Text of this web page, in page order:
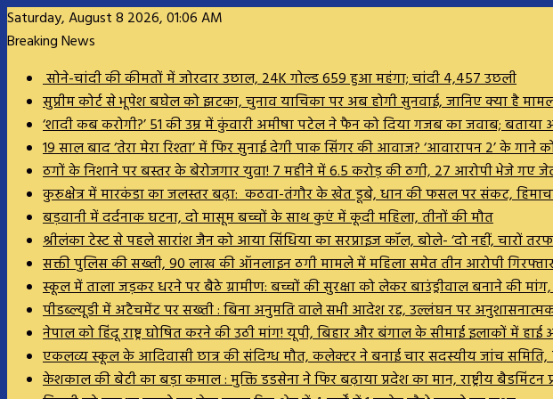
Saturday, August 8 2026, 01:06 AM
Breaking News
सोने-चांदी की कीमतों में जोरदार उछाल, 24K गोल्ड ₹659 हुआ महंगा; चांदी ₹4,457 उछली
सुप्रीम कोर्ट से भूपेश बघेल को झटका, चुनाव याचिका पर अब होगी सुनवाई, जानिए क्या है
‘शादी कब करोगी?’ 51 की उम्र में कुंवारी अमीषा पटेल ने फैन को दिया गजब का जवाब;
19 साल बाद ‘तेरा मेरा रिश्ता’ में फिर सुनाई देगी पाक सिंगर की आवाज? ‘आवारापन 2’ के
ठगों के निशाने पर बस्तर के बेरोजगार युवा! 7 महीने में 6.5 करोड़ की ठगी, 27 आरोपी भेजे गए
कुरुक्षेत्र में मारकंडा का जलस्तर बढ़ा: कठवा-तंगौर के खेत डूबे, धान की फसल पर संकट,
बड़वानी में दर्दनाक घटना, दो मासूम बच्चों के साथ कुएं में कूदी महिला, तीनों की मौत
श्रीलंका टेस्ट से पहले सारांश जैन को आया सिंधिया का सरप्राइज कॉल, बोले- ‘दो नहीं, चारों
सक्ती पुलिस की सख्ती, 90 लाख की ऑनलाइन ठगी मामले में महिला समेत तीन आरोपी
स्कूल में ताला जड़कर धरने पर बैठे ग्रामीण: बच्चों की सुरक्षा को लेकर बाउंड्रीवाल बनाने की
पीडब्ल्यूडी में अटैचमेंट पर सख्ती : बिना अनुमति वाले सभी आदेश रद्द, उल्लंघन पर अनुशासनात्मक
नेपाल को हिंदू राष्ट्र घोषित करने की उठी मांग! यूपी, बिहार और बंगाल के सीमाई इलाकों में हाई
एकलव्य स्कूल के आदिवासी छात्र की संदिग्ध मौत, कलेक्टर ने बनाई चार सदस्यीय जांच समिति, 7
केशकाल की बेटी का बड़ा कमाल : मुक्ति डडसेना ने फिर बढ़ाया प्रदेश का मान, राष्ट्रीय बैडमिंटन